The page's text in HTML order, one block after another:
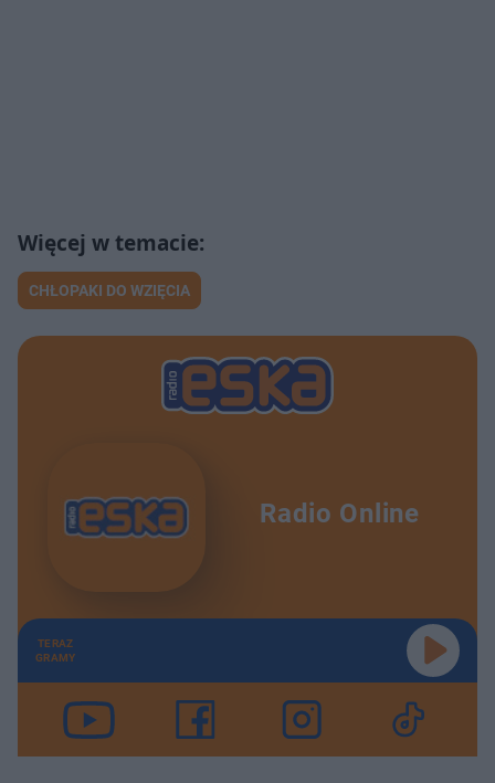
CHŁOPAKI DO WZIĘCIA
Radio Online
TERAZ
GRAMY